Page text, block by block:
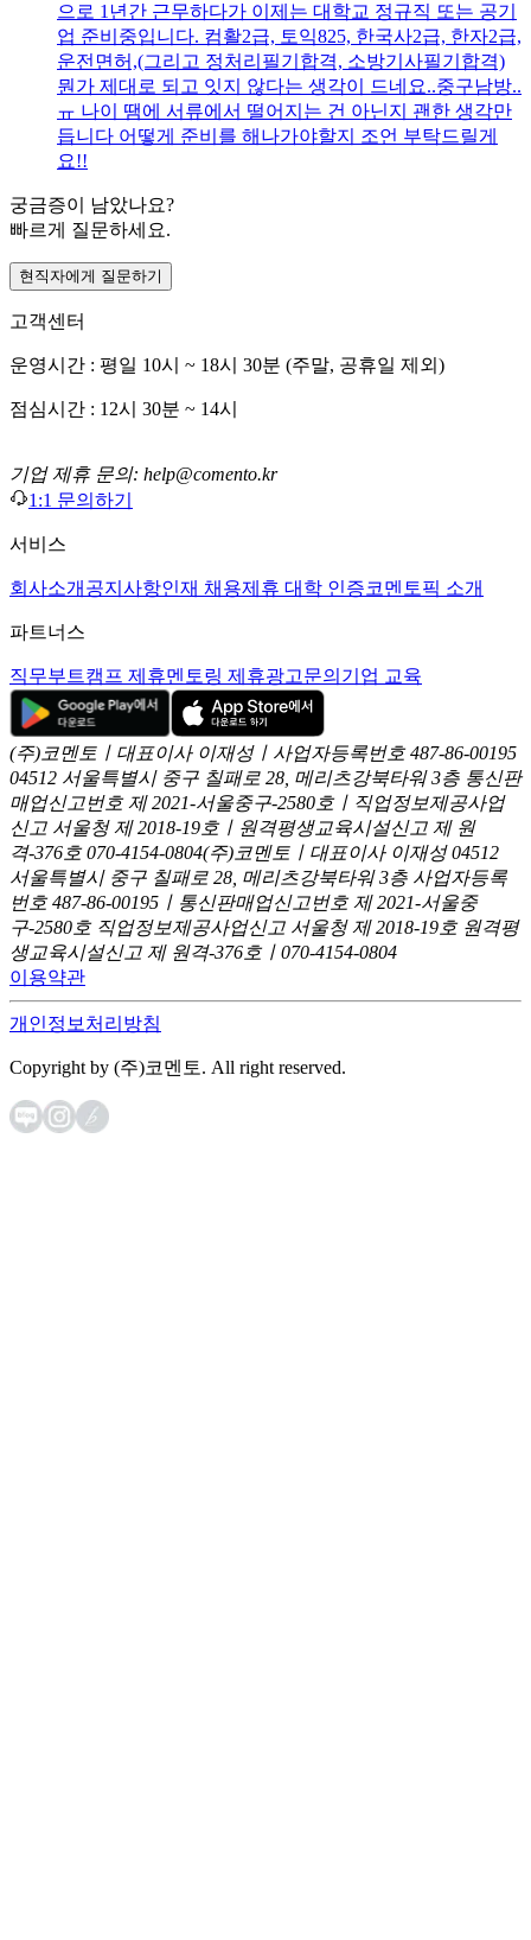
으로 1년간 근무하다가 이제는 대학교 정규직 또는 공기
업 준비중입니다. 컴활2급, 토익825, 한국사2급, 한자2급,
운전면허,(그리고 정처리필기합격, 소방기사필기합격)
뭔가 제대로 되고 잇지 않다는 생각이 드네요..중구남방..
ㅠ 나이 땜에 서류에서 떨어지는 건 아닌지 괜한 생각만
듭니다 어떻게 준비를 해나가야할지 조언 부탁드릴게
요!!
궁금증이 남았나요?
빠르게 질문하세요.
현직자에게 질문하기
고객센터
운영시간 : 평일 10시 ~ 18시 30분 (주말, 공휴일 제외)
점심시간 : 12시 30분 ~ 14시
기업 제휴 문의: help@comento.kr
1:1 문의하기
서비스
회사소개 공지사항인재 채용제휴 대학 인증코멘토픽 소개
파트너스
직무부트캠프 제휴멘토링 제휴광고문의 기업 교육
(주)코멘토ㅣ대표이사 이재성ㅣ사업자등록번호 487-86-00195
04512 서울특별시 중구 칠패로 28, 메리츠강북타워 3층 통신판
매업신고번호 제 2021-서울중구-2580호ㅣ직업정보제공사업
신고 서울청 제 2018-19호ㅣ원격평생교육시설신고 제 원
격-376호 070-4154-0804(주)코멘토ㅣ대표이사 이재성 04512
서울특별시 중구 칠패로 28, 메리츠강북타워 3층 사업자등록
번호 487-86-00195ㅣ통신판매업신고번호 제 2021-서울중
구-2580호 직업정보제공사업신고 서울청 제 2018-19호 원격평
생교육시설신고 제 원격-376호ㅣ070-4154-0804
이용약관
개인정보처리방침
Copyright by (주)코멘토. All right reserved.